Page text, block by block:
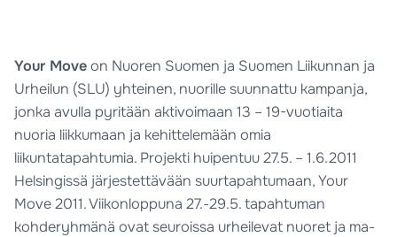
Your Moveon Nuoren Suomen ja Suomen Liikunnan ja
Urheilun (SLU) yhteinen, nuorille suunnattu kampanja,
jonka avulla pyritään aktivoimaan 13 – 19-vuotiaita
nuoria liikkumaan ja kehittelemään omia
liikuntatapahtumia. Projekti huipentuu 27.5. – 1.6.2011
Helsingissä järjestettävään suurtapahtumaan, Your
Move 2011. Viikonloppuna 27.-29.5. tapahtuman
kohderyhmänä ovat seuroissa urheilevat nuoret ja ma-